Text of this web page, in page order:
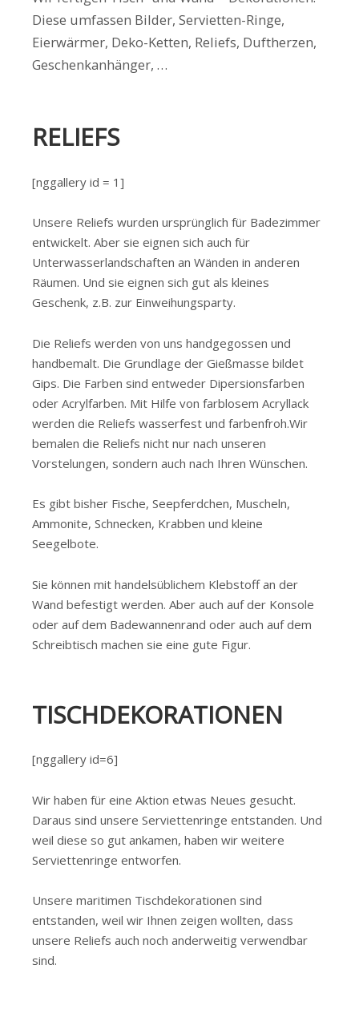
Diese umfassen Bilder, Servietten-Ringe,
Eierwärmer, Deko-Ketten, Reliefs, Duftherzen,
Geschenkanhänger, …
RELIEFS
[nggallery id = 1]
Unsere Reliefs wurden ursprünglich für Badezimmer
entwickelt. Aber sie eignen sich auch für
Unterwasserlandschaften an Wänden in anderen
Räumen. Und sie eignen sich gut als kleines
Geschenk, z.B. zur Einweihungsparty.
Die Reliefs werden von uns handgegossen und
handbemalt. Die Grundlage der Gießmasse bildet
Gips. Die Farben sind entweder Dipersionsfarben
oder Acrylfarben. Mit Hilfe von farblosem Acryllack
werden die Reliefs wasserfest und farbenfroh.Wir
bemalen die Reliefs nicht nur nach unseren
Vorstelungen, sondern auch nach Ihren Wünschen.
Es gibt bisher Fische, Seepferdchen, Muscheln,
Ammonite, Schnecken, Krabben und kleine
Seegelbote.
Sie können mit handelsüblichem Klebstoff an der
Wand befestigt werden. Aber auch auf der Konsole
oder auf dem Badewannenrand oder auch auf dem
Schreibtisch machen sie eine gute Figur.
TISCHDEKORATIONEN
[nggallery id=6]
Wir haben für eine Aktion etwas Neues gesucht.
Daraus sind unsere Serviettenringe entstanden. Und
weil diese so gut ankamen, haben wir weitere
Serviettenringe entworfen.
Unsere maritimen Tischdekorationen sind
entstanden, weil wir Ihnen zeigen wollten, dass
unsere Reliefs auch noch anderweitig verwendbar
sind.